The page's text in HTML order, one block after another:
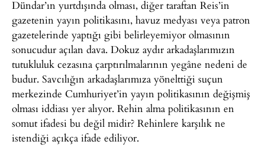
Dündar’ın yurtdışında olması, diğer taraftan Reis’in
gazetenin yayın politikasını, havuz medyası veya patron
gazetelerinde yaptığı gibi belirleyemiyor olmasının
sonucudur açılan dava. Dokuz aydır arkadaşlarımızın
tutukluluk cezasına çarptırılmalarının yegâne nedeni de
budur. Savcılığın arkadaşlarımıza yönelttiği suçun
merkezinde Cumhuriyet’in yayın politikasının değişmiş
olması iddiası yer alıyor. Rehin alma politikasının en
somut ifadesi bu değil midir? Rehinlere karşılık ne
istendiği açıkça ifade ediliyor.